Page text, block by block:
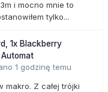
i mocno mnie to
tylko...
1x Blackberry
1 godzinę temu
makro. Z całej trójki